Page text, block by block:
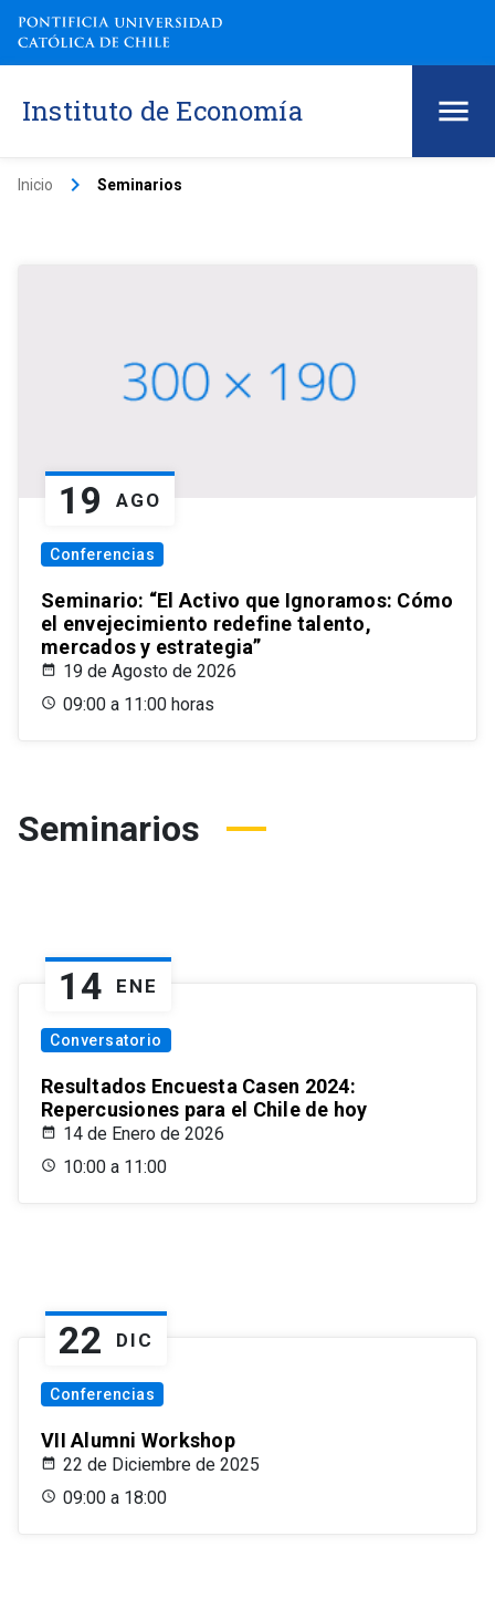
Instituto de Economía
Inicio keyboard_arrow_right Seminarios
19 AGO
Conferencias
Seminario: “El Activo que Ignoramos: Cómo
el envejecimiento redefine talento,
mercados y estrategia”
19 de Agosto de 2026
09:00 a 11:00 horas
Seminarios
14 ENE
Conversatorio
Resultados Encuesta Casen 2024:
Repercusiones para el Chile de hoy
14 de Enero de 2026
10:00 a 11:00
22 DIC
Conferencias
VII Alumni Workshop
22 de Diciembre de 2025
09:00 a 18:00